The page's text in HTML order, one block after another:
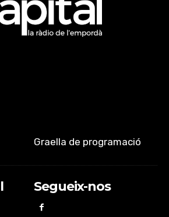
Graella de programació
Segueix-nos